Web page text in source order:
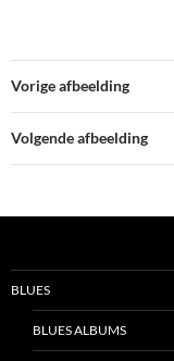
Vorige afbeelding
Volgende afbeelding
BLUES
BLUES ALBUMS